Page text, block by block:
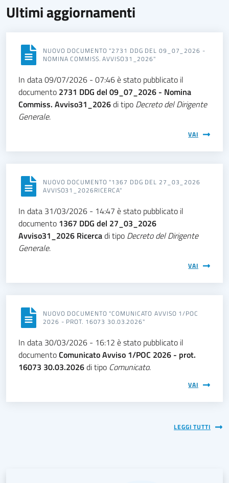
Ultimi aggiornamenti
NUOVO DOCUMENTO "2731 DDG DEL 09_07_2026 -
NOMINA COMMISS. AVVISO31_2026"
In data 09/07/2026 - 07:46 è stato pubblicato il
documento 2731 DDG del 09_07_2026 - Nomina
Commiss. Avviso31_2026di tipo Decreto del Dirigente
Generale.
VAI
NUOVO DOCUMENTO "1367 DDG DEL 27_03_2026
AVVISO31_2026RICERCA"
In data 31/03/2026 - 14:47 è stato pubblicato il
documento 1367 DDG del 27_03_2026
Avviso31_2026 Ricercadi tipo Decreto del Dirigente
Generale.
VAI
NUOVO DOCUMENTO "COMUNICATO AVVISO 1/POC
2026 - PROT. 16073 30.03.2026"
In data 30/03/2026 - 16:12 è stato pubblicato il
documentoComunicato Avviso 1/POC 2026 - prot.
16073 30.03.2026di tipo Comunicato.
VAI
LEGGI TUTTI